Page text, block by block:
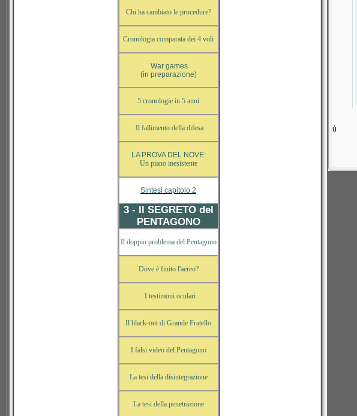
Chi ha cambiato le procedure?
Cronologia comparata dei 4 voli
War games
(in preparazione)
5 cronologie in 5 anni
Il fallimento della difesa
LA PROVA DEL NOVE:
Un piano inesistente
Sintesi capitolo 2
3 - Il SEGRETO del
PENTAGONO
Il doppio problema del Pentagono
Dove è finito l'aereo?
I testimoni oculari
Il black-out di Grande Fratello
I falsi video del Pentagono
La tesi della disintegrazione
La tesi della penetrazione
ù